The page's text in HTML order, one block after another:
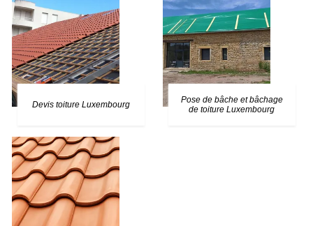
Devis toiture Luxembourg
Pose de bâche et bâchage
de toiture Luxembourg